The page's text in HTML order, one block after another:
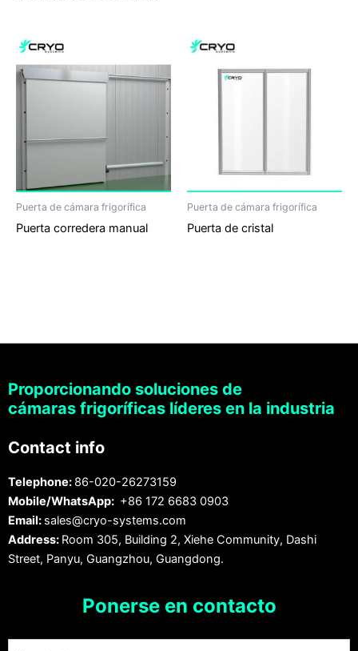
Puerta de cámara frigorífica
Puerta corredera manual
Puerta de cámara frigorífica
Puerta de cristal
Proporcionando soluciones de
cámaras frigoríficas líderes en la industria
Contact info
Telephone: 86-020-26273159
Mobile/WhatsApp: +86 172 6683 0903
Email: sales@cryo-systems.com
Address: Room 305, Building 2, Xiehe Community, Dashi
Street, Panyu, Guangzhou, Guangdong.
Ponerse en contacto